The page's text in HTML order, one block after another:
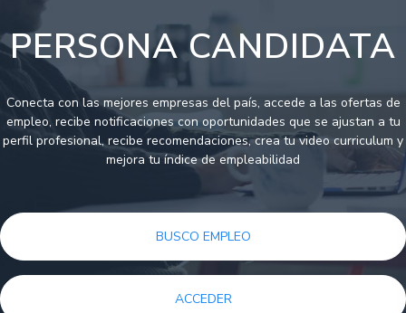
PERSONA CANDIDATA
Conecta con las mejores empresas del país, accede a las ofertas de
empleo, recibe notificaciones con oportunidades que se ajustan a tu
perfil profesional, recibe recomendaciones, crea tu video curriculum y
mejora tu índice de empleabilidad
BUSCO EMPLEO
ACCEDER